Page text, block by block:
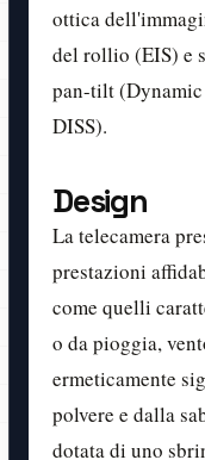
ottica
del rollio (EIS) e
pan-tilt
DISS).
Design
La telecamera
prestazioni
come quelli
o da pioggia,
ermeticamente
polvere e dalla
dotata di uno